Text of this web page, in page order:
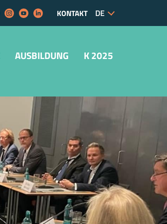
KONTAKT
AUSBILDUNG K 2025